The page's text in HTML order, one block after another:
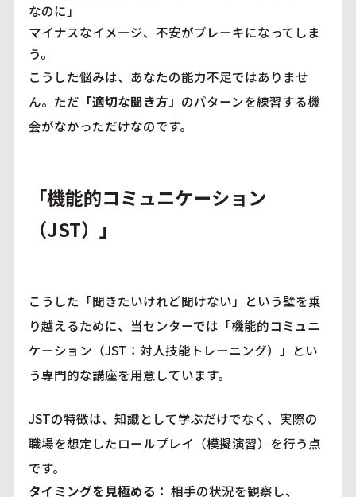
なのに」
マイナスなイメージ、不安がブレーキになってしま
う。
こうした悩みは、あなたの能力不足ではありませ
ん。ただ 「適切な聞き方」 のパターンを練習する機
会がなかっただけなのです。
「機能的コミュニケーション
（JST）」
こうした「聞きたいけれど聞けない」という壁を乗
り越えるために、当センターでは「機能的コミュニ
ケーション（JST：対人技能トレーニング）」とい
う専門的な講座を用意しています。
JSTの特徴は、知識として学ぶだけでなく、実際の
職場を想定したロールプレイ（模擬演習）を行う点
です。
タイミングを見極める： 相手の状況を観察し、